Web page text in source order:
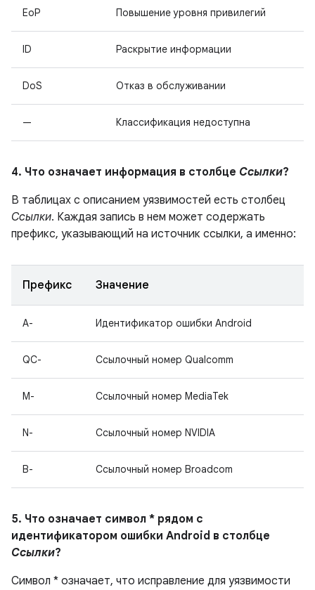
EoP Повышение уровня привилегий
ID Раскрытие информации
DoS Отказ в обслуживании
— Классификация недоступна
4. Что означает информация в столбце Ссылки?
В таблицах с описанием уязвимостей есть столбец
Ссылки. Каждая запись в нем может содержать
префикс, указывающий на источник ссылки, а именно:
Префикс Значение
A- Идентификатор ошибки Android
QC- Ссылочный номер Qualcomm
M- Ссылочный номер MediaTek
N- Ссылочный номер NVIDIA
B- Ссылочный номер Broadcom
5. Что означает символ * рядом с
идентификатором ошибки Android в столбце
Ссылки?
Символ * означает, что исправление для уязвимости